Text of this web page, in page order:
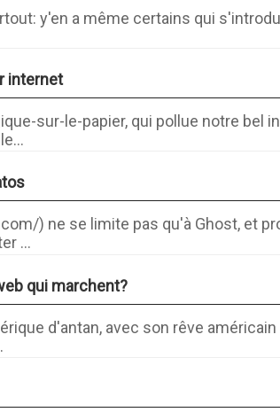
y'en a même certains qui
internet
sur-le-papier, qui pollue notre bel
) ne se limite pas qu'à Ghost, et
...
qui marchent?
d'antan, avec son rêve